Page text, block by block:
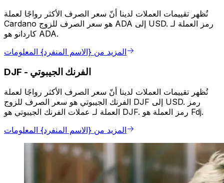
تُظهر تقييمات العملات لدينا أنّ سعر الصرف الأكثر رواجًا لعملة
Cardano هو سعر الصرف للزوج ADA إلى USD. رمز العملة لـ
كاردانو هو ADA.
المزيد من {الاسم المنفرد} المعلومات
DJF - الفرنك الجيبوتي
تُظهر تقييمات العملات لدينا أنّ سعر الصرف الأكثر رواجًا لعملة
الفرنك الجيبوتي هو سعر الصرف للزوج DJF إلى USD. رمز
العملة لـ عملات الفرنك الجيبوتي هو DJF. رمز العملة هو Fdj.
المزيد من {الاسم المنفرد} المعلومات